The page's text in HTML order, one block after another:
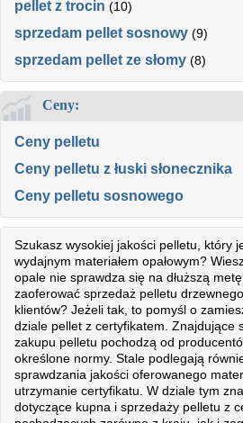
pellet z trocin (10)
sprzedam pellet sosnowy (9)
sprzedam pellet ze słomy (8)
Ceny:
Ceny pelletu
Ceny pelletu z łuski słonecznika
Ceny pelletu sosnowego
Szukasz wysokiej jakości pelletu, który
wydajnym materiałem opałowym?
opale nie sprawdza się na dłuższą
zaoferować sprzedaż pelletu
klientów? Jeżeli tak, to pomyśl o
dziale pellet z certyfikatem. Znajdujące
zakupu pelletu pochodzą od
określone normy. Stale podlegają
sprawdzania jakości oferowanego
utrzymanie certyfikatu. W dziale tym
dotyczące kupna i sprzedaży pelletu z